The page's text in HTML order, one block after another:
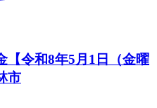
【令和8年5月1日（金曜
市